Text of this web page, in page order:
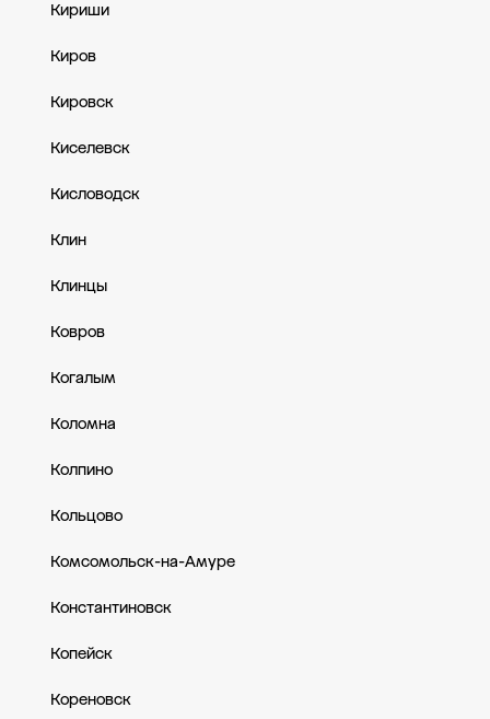
Кириши
Киров
Кировск
Киселевск
Кисловодск
Клин
Клинцы
Ковров
Когалым
Коломна
Колпино
Кольцово
Комсомольск-на-Амуре
Константиновск
Копейск
Кореновск